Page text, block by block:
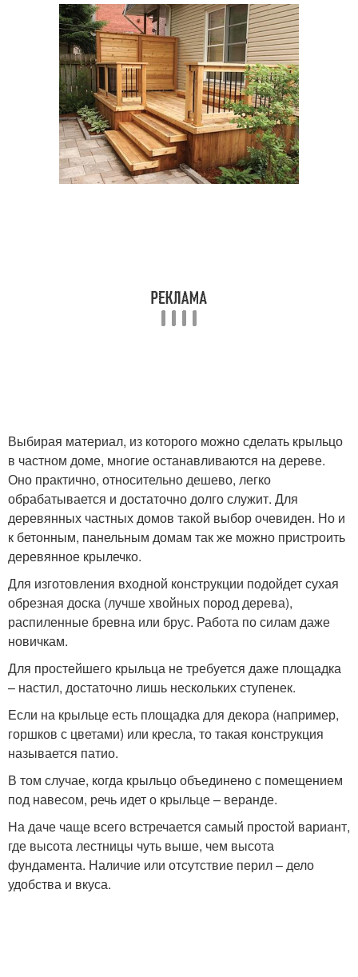
Выбирая материал, из которого можно сделать крыльцо
в частном доме, многие останавливаются на дереве.
Оно практично, относительно дешево, легко
обрабатывается и достаточно долго служит. Для
деревянных частных домов такой выбор очевиден. Но и
к бетонным, панельным домам так же можно пристроить
деревянное крылечко.
Для изготовления входной конструкции подойдет сухая
обрезная доска (лучше хвойных пород дерева),
распиленные бревна или брус. Работа по силам даже
новичкам.
Для простейшего крыльца не требуется даже площадка
– настил, достаточно лишь нескольких ступенек.
Если на крыльце есть площадка для декора (например,
горшков с цветами) или кресла, то такая конструкция
называется патио.
В том случае, когда крыльцо объединено с помещением
под навесом, речь идет о крыльце – веранде.
На даче чаще всего встречается самый простой вариант,
где высота лестницы чуть выше, чем высота
фундамента. Наличие или отсутствие перил – дело
удобства и вкуса.